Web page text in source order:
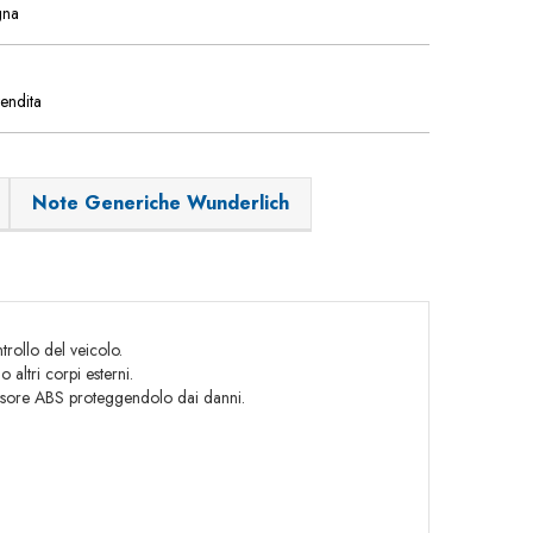
Note Generiche Wunderlich
del veicolo.
altri corpi esterni.
ABS proteggendolo dai danni.